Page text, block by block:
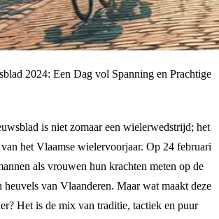
2024: Een Dag vol Spanning en Prachtige
is niet zomaar een wielerwedstrijd; het
het Vlaamse wielervoorjaar. Op 24 februari
als vrouwen hun krachten meten op de
heuvels van Vlaanderen. Maar wat maakt deze
Het is de mix van traditie, tactiek en puur